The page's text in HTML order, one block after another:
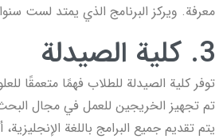
معرفة. ويركز البرنامج الذي يمتد لست
3. كلية الصيدلة
توفر كلية الصيدلة للطلاب فهمًا متعمقًا
تم تجهيز الخريجين للعمل في مجال البحث
يتم تقديم جميع البرامج باللغة